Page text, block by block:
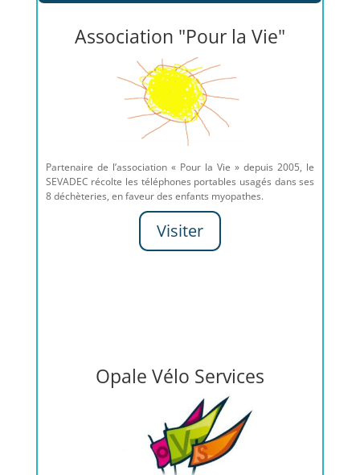
Association "Pour la Vie"
Partenaire de l’association « Pour la Vie » depuis 2005, le
SEVADEC récolte les téléphones portables usagés dans ses
8 déchèteries, en faveur des enfants myopathes.
Visiter
Opale Vélo Services